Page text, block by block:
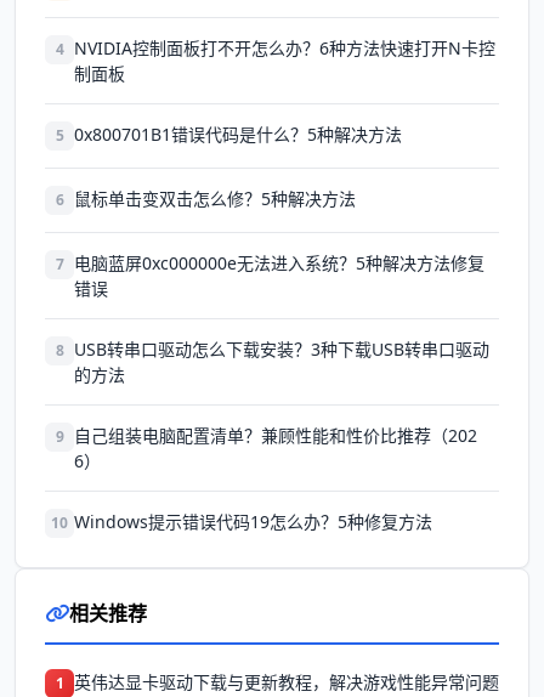
4 NVIDIA控制面板打不开怎么办？6种方法快速打开N卡控
制面板
5 0x800701B1错误代码是什么？5种解决方法
6 鼠标单击变双击怎么修？5种解决方法
7 电脑蓝屏0xc000000e无法进入系统？5种解决方法修复
错误
8 USB转串口驱动怎么下载安装？3种下载USB转串口驱动
的方法
9
自己组装电脑配置清单？兼顾性能和性价比推荐（202
6）
10 Windows提示错误代码19怎么办？5种修复方法
相关推荐
1 英伟达显卡驱动下载与更新教程，解决游戏性能异常问题